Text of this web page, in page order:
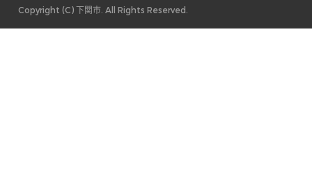
Copyright (C) 下関市. All Rights Reserved.